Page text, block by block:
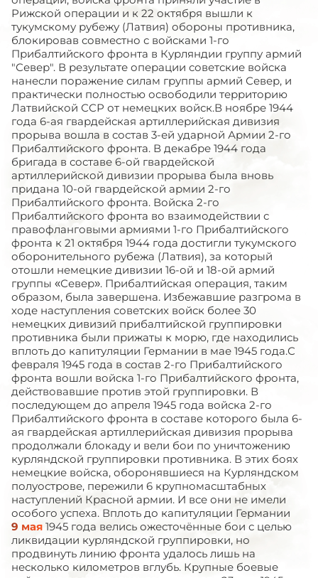
Рижской операции и к 22 октября вышли к
тукумскому рубежу (Латвия) обороны противника,
блокировав совместно с войсками 1-го
Прибалтийского фронта в Курляндии группу армий
"Север". В результате операции советские войска
нанесли поражение силам группы армий Север, и
практически полностью освободили территорию
Латвийской ССР от немецких войск.В ноябре 1944
года 6-ая гвардейская артиллерийская дивизия
прорыва вошла в состав 3-ей ударной Армии 2-го
Прибалтийского фронта. В декабре 1944 года
бригада в составе 6-ой гвардейской
артиллерийской дивизии прорыва была вновь
придана 10-ой гвардейской армии 2-го
Прибалтийского фронта. Войска 2-го
Прибалтийского фронта во взаимодействии с
правофланговыми армиями 1-го Прибалтийского
фронта к 21 октября 1944 года достигли тукумского
оборонительного рубежа (Латвия), за который
отошли немецкие дивизии 16-ой и 18-ой армий
группы «Север». Прибалтийская операция, таким
образом, была завершена. Избежавшие разгрома в
ходе наступления советских войск более 30
немецких дивизий прибалтийской группировки
противника были прижаты к морю, где находились
вплоть до капитуляции Германии в мае 1945 года.С
февраля 1945 года в состав 2-го Прибалтийского
фронта вошли войска 1-го Прибалтийского фронта,
действовавшие против этой группировки. В
последующем до апреля 1945 года войска 2-го
Прибалтийского фронта в составе которого была 6-
ая гвардейская артиллерийская дивизия прорыва
продолжали блокаду и вели бои по уничтожению
курляндской группировки противника. В этих боях
немецкие войска, оборонявшиеся на Курляндском
полуострове, пережили 6 крупномасштабных
наступлений Красной армии. И все они не имели
особого успеха. Вплоть до капитуляции Германии
9 мая 1945 года велись ожесточённые бои с целью
ликвидации курляндской группировки, но
продвинуть линию фронта удалось лишь на
несколько километров вглубь. Крупные боевые